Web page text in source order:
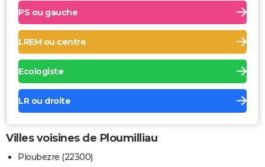
PS ou gauche
LREM ou centre
Ecologiste
LR ou droite
Villes voisines de Ploumilliau
Ploubezre (22300)